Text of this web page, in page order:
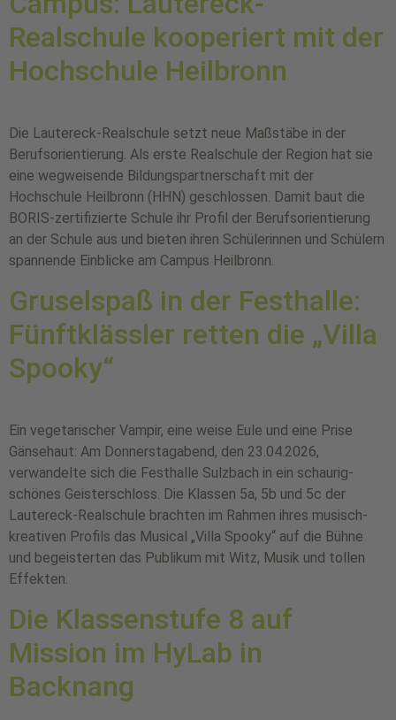
Realschule kooperiert mit der
Hochschule Heilbronn
Die Lautereck-Realschule setzt neue Maßstäbe in der
Berufsorientierung. Als erste Realschule der Region hat sie
eine wegweisende Bildungspartnerschaft mit der
Hochschule Heilbronn (HHN) geschlossen. Damit baut die
BORIS-zertifizierte Schule ihr Profil der Berufsorientierung
an der Schule aus und bieten ihren Schülerinnen und Schülern
spannende Einblicke am Campus Heilbronn.
Gruselspaß in der Festhalle:
Fünftklässler retten die „Villa
Spooky“
Ein vegetarischer Vampir, eine weise Eule und eine Prise
Gänsehaut: Am Donnerstagabend, den 23.04.2026,
verwandelte sich die Festhalle Sulzbach in ein schaurig-
schönes Geisterschloss. Die Klassen 5a, 5b und 5c der
Lautereck-Realschule brachten im Rahmen ihres musisch-
kreativen Profils das Musical „Villa Spooky“ auf die Bühne
und begeisterten das Publikum mit Witz, Musik und tollen
Effekten.
Die Klassenstufe 8 auf
Mission im HyLab in
Backnang